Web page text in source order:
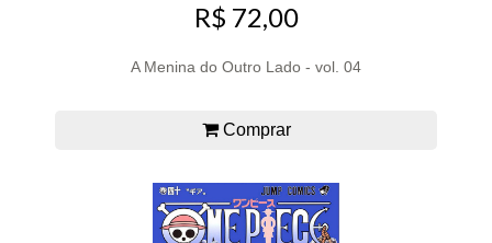
R$ 72,00
A Menina do Outro Lado - vol. 04
Comprar